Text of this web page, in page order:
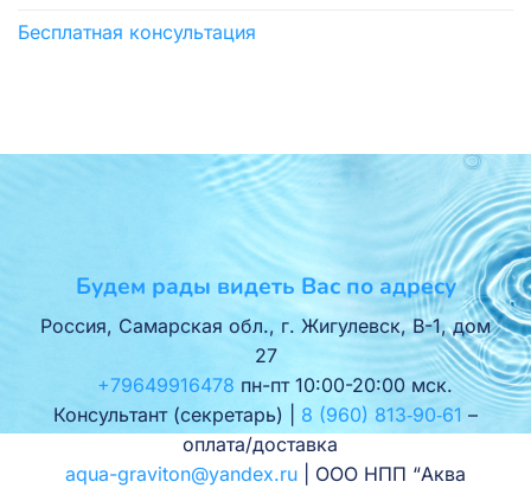
Бесплатная консультация
Будем рады видеть Вас по адресу
Россия, Самарская обл., г. Жигулевск, В-1, дом
27
+79649916478 пн-пт 10:00-20:00 мск.
Консультант (секретарь) | 8 (960) 813‑90‑61 –
оплата/доставка
aqua-graviton@yandex.ru | ООО НПП “Аква